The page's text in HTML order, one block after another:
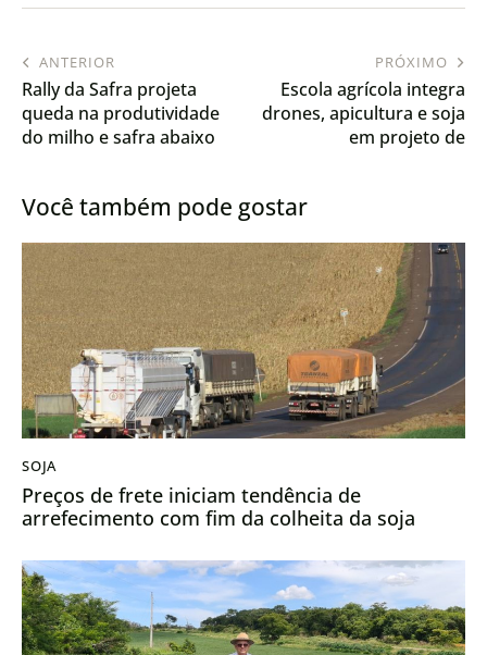
ANTERIOR
Rally da Safra projeta
queda na produtividade
do milho e safra abaixo
PRÓXIMO
Escola agrícola integra
drones, apicultura e soja
em projeto de
Você também pode gostar
SOJA
Preços de frete iniciam tendência de
arrefecimento com fim da colheita da soja